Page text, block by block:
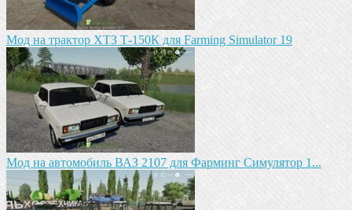
Мод на трактор ХТЗ Т-150К для Farming Simulator 19
Мод на автомобиль ВАЗ 2107 для Фарминг Симулятор 1...